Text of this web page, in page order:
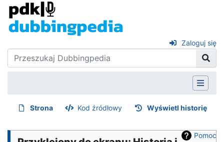
Zaloguj się
Strona Kod źródłowy Wyświetl historię
Pomoc